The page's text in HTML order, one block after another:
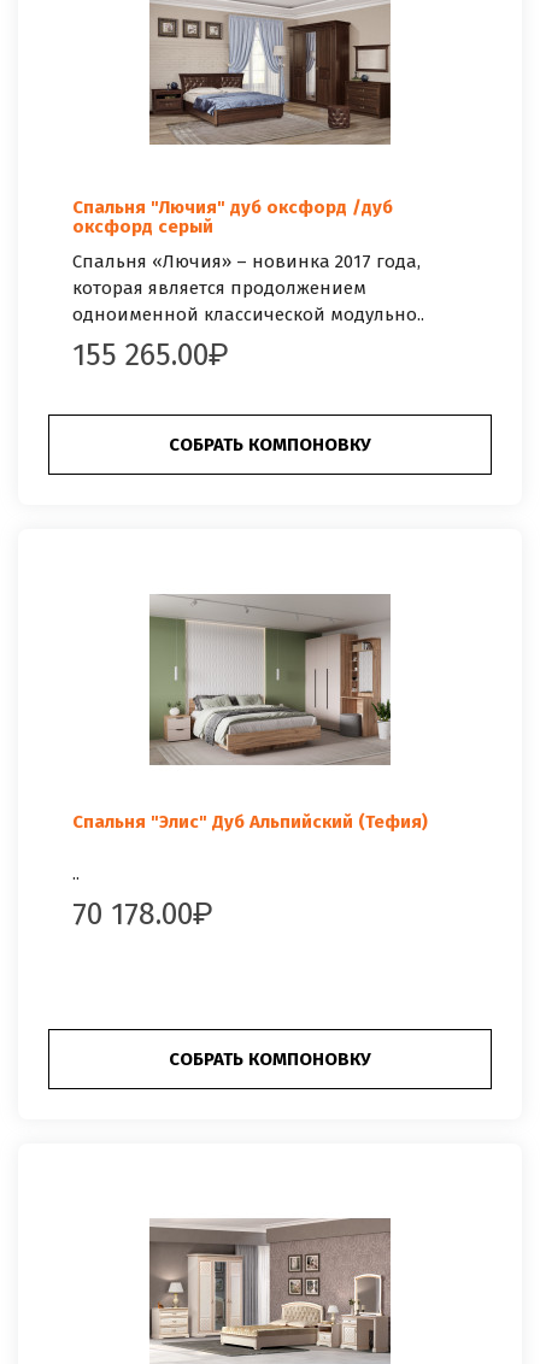
Спальня "Лючия" дуб оксфорд /дуб
оксфорд серый
Спальня «Лючия» – новинка 2017 года,
которая является продолжением
одноименной классической модульно..
155 265.00
СОБРАТЬ КОМПОНОВКУ
Спальня "Элис" Дуб Альпийский (Тефия)
..
70 178.00
СОБРАТЬ КОМПОНОВКУ